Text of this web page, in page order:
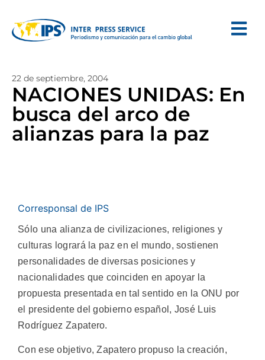
22 de septiembre, 2004
NACIONES UNIDAS: En
busca del arco de
alianzas para la paz
Corresponsal de IPS
Sólo una alianza de civilizaciones, religiones y
culturas logrará la paz en el mundo, sostienen
personalidades de diversas posiciones y
nacionalidades que coinciden en apoyar la
propuesta presentada en tal sentido en la ONU por
el presidente del gobierno español, José Luis
Rodríguez Zapatero.
Con ese objetivo, Zapatero propuso la creación,